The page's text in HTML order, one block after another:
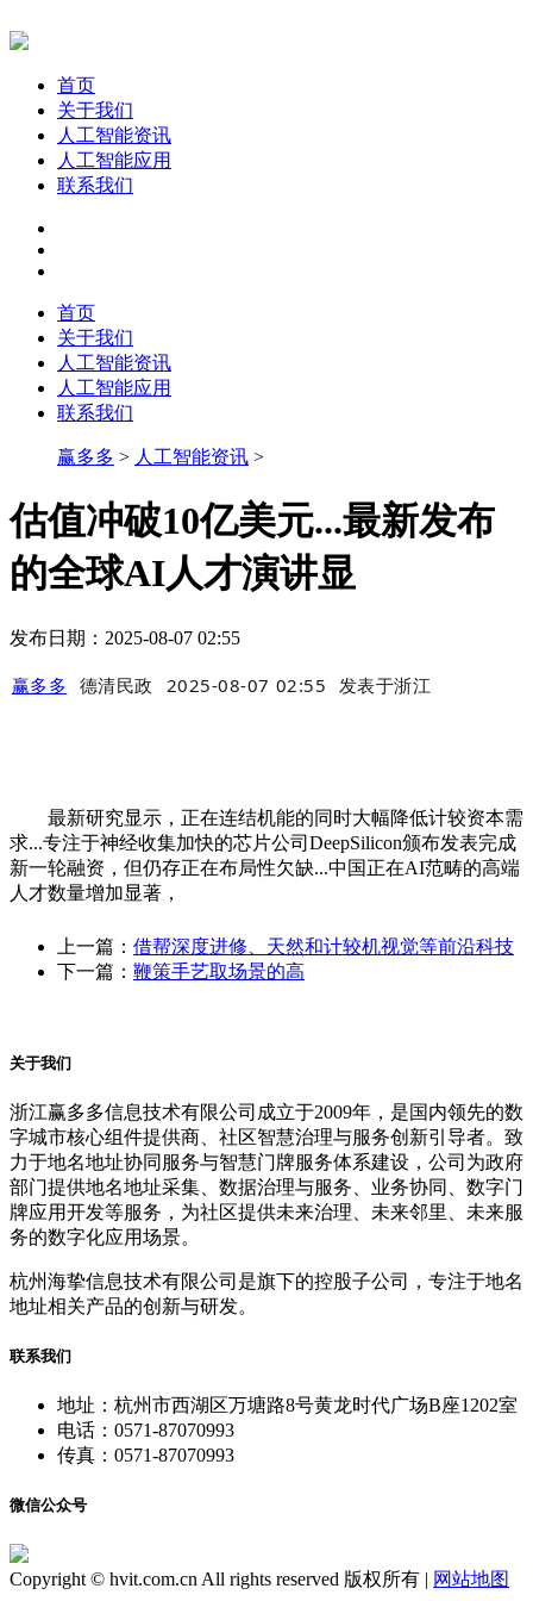
首页
关于我们
人工智能资讯
人工智能应用
联系我们
首页
关于我们
人工智能资讯
人工智能应用
联系我们
赢多多 > 人工智能资讯 >
估值冲破10亿美元...最新发布
的全球AI人才演讲显
发布日期：2025-08-07 02:55
赢多多 德清民政 2025-08-07 02:55 发表于浙江
最新研究显示，正在连结机能的同时大幅降低计较资本需
求...专注于神经收集加快的芯片公司DeepSilicon颁布发表完成
新一轮融资，但仍存正在布局性欠缺...中国正在AI范畴的高端
人才数量增加显著，
上一篇： 借帮深度进修、天然和计较机视觉等前沿科技
下一篇： 鞭策手艺取场景的高
关于我们
浙江赢多多信息技术有限公司成立于2009年，是国内领先的数
字城市核心组件提供商、社区智慧治理与服务创新引导者。致
力于地名地址协同服务与智慧门牌服务体系建设，公司为政府
部门提供地名地址采集、数据治理与服务、业务协同、数字门
牌应用开发等服务，为社区提供未来治理、未来邻里、未来服
务的数字化应用场景。
杭州海挚信息技术有限公司是旗下的控股子公司，专注于地名
地址相关产品的创新与研发。
联系我们
地址：杭州市西湖区万塘路8号黄龙时代广场B座1202室
电话：0571-87070993
传真：0571-87070993
微信公众号
Copyright © hvit.com.cn All rights reserved 版权所有 | 网站地图